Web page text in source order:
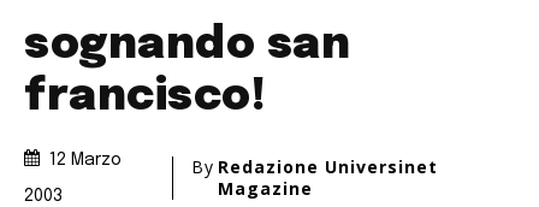
sognando san
francisco!
12 Marzo
2003
By Redazione Universinet
Magazine